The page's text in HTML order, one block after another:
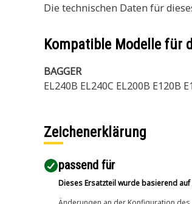
Die technischen Daten für
Kompatible Modelle für
BAGGER
EL240B EL240C EL200B E120B
Zeichenerklärung
passend für​
Dieses Ersatzteil wurde basierend